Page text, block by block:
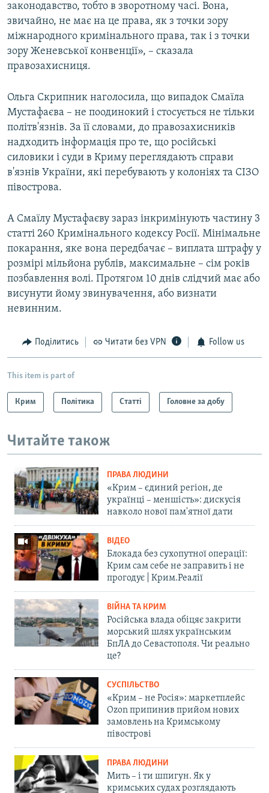
законодавство, тобто в зворотному часі. Вона,
звичайно, не має на це права, як з точки зору
міжнародного кримінального права, так і з точки
зору Женевської конвенції», – сказала
правозахисниця.
Ольга Скрипник наголосила, що випадок Смаїла
Мустафаєва – не поодинокий і стосується не тільки
політв'язнів. За її словами, до правозахисників
надходить інформація про те, що російські
силовики і суди в Криму переглядають справи
в'язнів України, які перебувають у колоніях та СІЗО
півострова.
А Смаїлу Мустафаєву зараз інкримінують частину 3
статті 260 Кримінального кодексу Росії. Мінімальне
покарання, яке вона передбачає – виплата штрафу у
розмірі мільйона рублів, максимальне – сім років
позбавлення волі. Протягом 10 днів слідчий має або
висунути йому звинувачення, або визнати
невинним.
Поділитись Читати без VPN Follow us
This item is part of
Крим Політика Статті Головне за добу
Читайте також
ПРАВА ЛЮДИНИ
«Крим – єдиний регіон, де
українці – меншість»: дискусія
навколо нової пам'ятної дати
ВІДЕО
Блокада без сухопутної операції:
Крим сам себе не заправить і не
прогодує | Крим.Реалії
ВІЙНА ТА КРИМ
Російська влада обіцяє закрити
морський шлях українським
БпЛА до Севастополя. Чи реально
це?
СУСПІЛЬСТВО
«Крим – не Росія»: маркетплейс
Ozon припинив прийом нових
замовлень на Кримському
півострові
ПРАВА ЛЮДИНИ
Мить – і ти шпигун. Як у
кримських судах розглядають